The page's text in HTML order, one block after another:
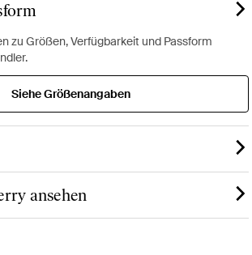
zu Größen, Verfügbarkeit und Passform
Siehe Größenangaben
ansehen